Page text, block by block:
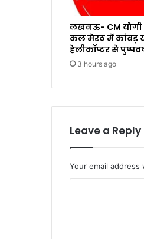
लखनऊ- CM योगी
कल मेरठ में कांवड़
हेलीकॉप्टर से
3 hours ago
Leave a Reply
Your email